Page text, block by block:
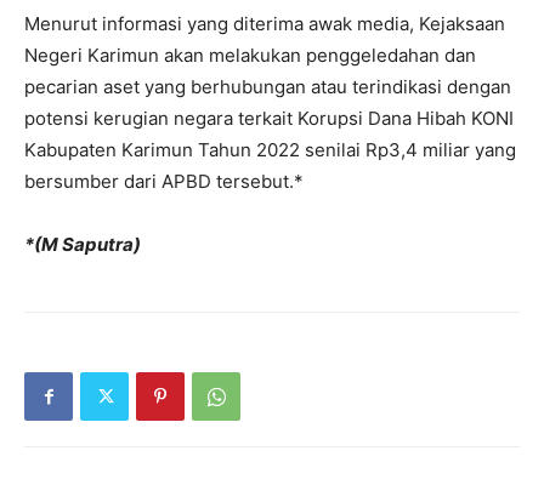
Menurut informasi yang diterima awak media, Kejaksaan
Negeri Karimun akan melakukan penggeledahan dan
pecarian aset yang berhubungan atau terindikasi dengan
potensi kerugian negara terkait Korupsi Dana Hibah KONI
Kabupaten Karimun Tahun 2022 senilai Rp3,4 miliar yang
bersumber dari APBD tersebut.*
*(M Saputra)